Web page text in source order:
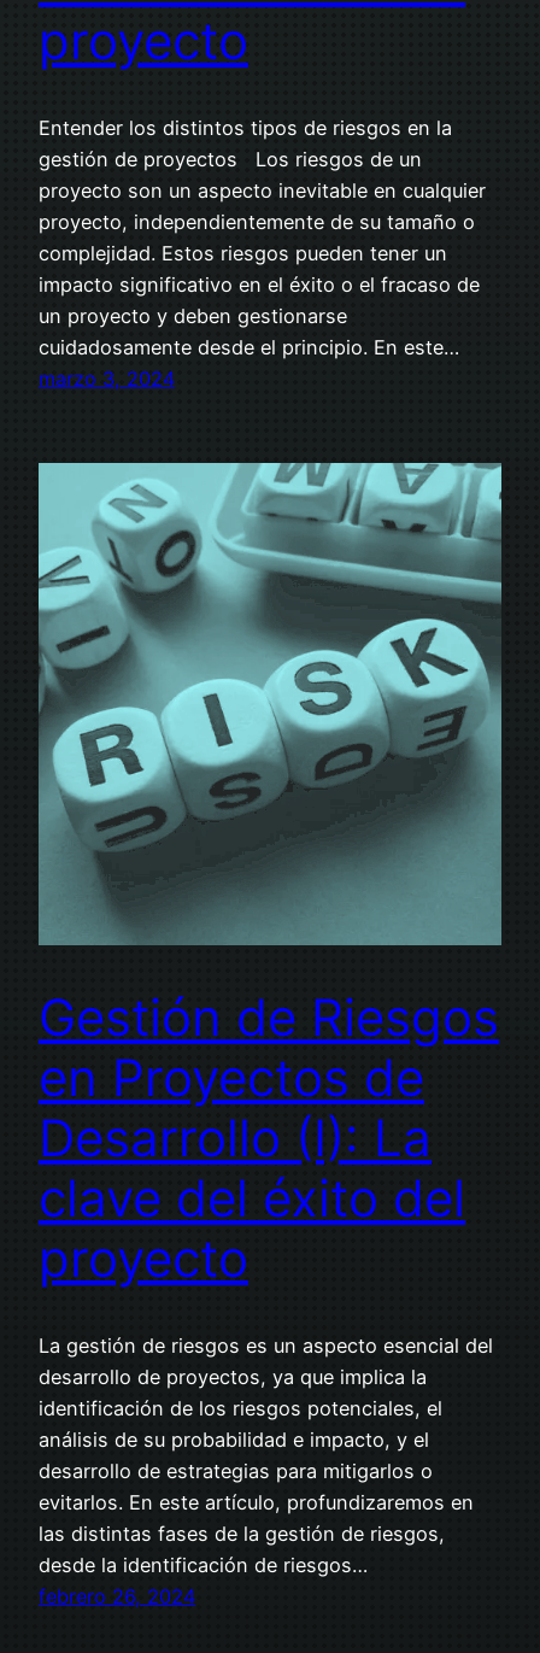
proyecto
Entender los distintos tipos de riesgos en la
gestión de proyectos Los riesgos de un
proyecto son un aspecto inevitable en cualquier
proyecto, independientemente de su tamaño o
complejidad. Estos riesgos pueden tener un
impacto significativo en el éxito o el fracaso de
un proyecto y deben gestionarse
cuidadosamente desde el principio. En este…
marzo 3, 2024
Gestión de Riesgos
en Proyectos de
Desarrollo (I): La
clave del éxito del
proyecto
La gestión de riesgos es un aspecto esencial del
desarrollo de proyectos, ya que implica la
identificación de los riesgos potenciales, el
análisis de su probabilidad e impacto, y el
desarrollo de estrategias para mitigarlos o
evitarlos. En este artículo, profundizaremos en
las distintas fases de la gestión de riesgos,
desde la identificación de riesgos…
febrero 26, 2024